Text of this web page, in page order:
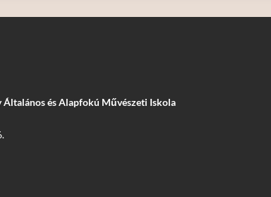
Általános és Alapfokú Művészeti Iskola